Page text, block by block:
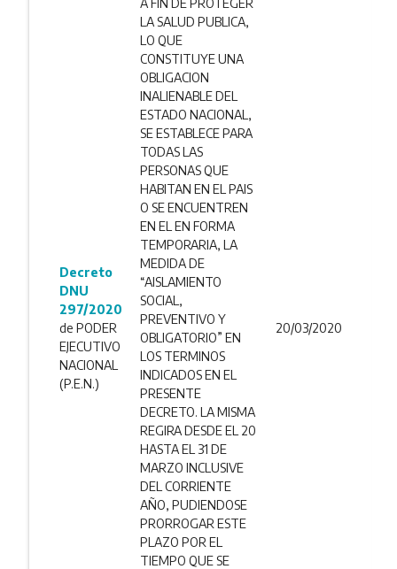
Decreto
DNU
297/2020
de PODER
EJECUTIVO
NACIONAL
(P.E.N.)
A FIN DE PROTEGER
LA SALUD PUBLICA,
LO QUE
CONSTITUYE UNA
OBLIGACION
INALIENABLE DEL
ESTADO NACIONAL,
SE ESTABLECE PARA
TODAS LAS
PERSONAS QUE
HABITAN EN EL PAIS
O SE ENCUENTREN
EN EL EN FORMA
TEMPORARIA, LA
MEDIDA DE
“AISLAMIENTO
SOCIAL,
PREVENTIVO Y
OBLIGATORIO” EN
LOS TERMINOS
INDICADOS EN EL
PRESENTE
DECRETO. LA MISMA
REGIRA DESDE EL 20
HASTA EL 31 DE
MARZO INCLUSIVE
DEL CORRIENTE
AÑO, PUDIENDOSE
PRORROGAR ESTE
PLAZO POR EL
TIEMPO QUE SE
20/03/2020